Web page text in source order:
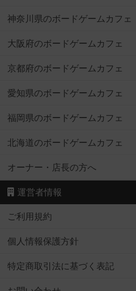
神奈川県のボードゲームカフェ
大阪府のボードゲームカフェ
京都府のボードゲームカフェ
愛知県のボードゲームカフェ
福岡県のボードゲームカフェ
北海道のボードゲームカフェ
オーナー・店長の方へ
運営者情報
ご利用規約
個人情報保護方針
特定商取引法に基づく表記